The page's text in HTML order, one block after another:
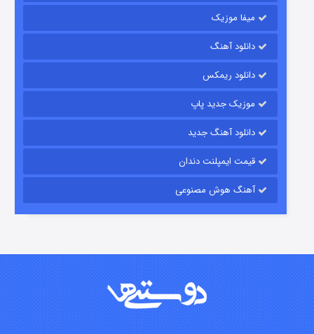
قسمت
قسمت۱۵ (دوبله) منتشر شد
میفا موزیک
دانلود آهنگ
دانلود ریمکس
موزیک جدید پاپ
دانلود آهنگ جدید
قیمت ایمپلنت دندان
آهنگ هوش مصنوعی